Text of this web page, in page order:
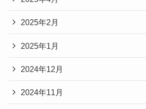
2025年2月
2025年1月
2024年12月
2024年11月